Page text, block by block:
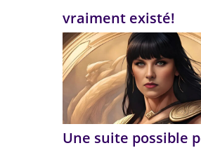
vraiment existé!
Une suite possible